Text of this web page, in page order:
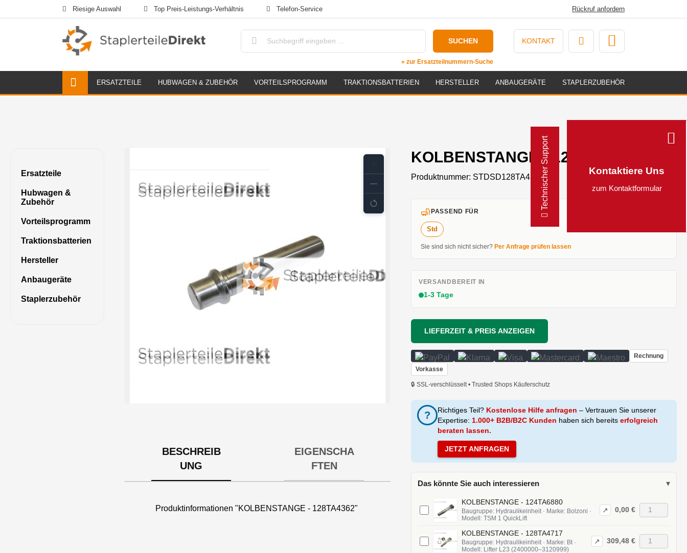
Riesige Auswahl Top Preis-Leistungs-Verhältnis Telefon-Service Rückruf anfordern
Technischer Support Kontaktiere Uns
zum Kontaktformular
SUCHEN
» zur Ersatzteilnummern-Suche
KONTAKT
ERSATZTEILE HUBWAGEN & ZUBEHÖR VORTEILSPROGRAMM TRAKTIONSBATTERIEN HERSTELLER ANBAUGERÄTE STAPLERZUBEHÖR
Ersatzteile
Hubwagen &
Zubehör
Vorteilsprogramm
Traktionsbatterien
Hersteller
Anbaugeräte
Staplerzubehör
BESCHREIB
UNG
EIGENSCHA
FTEN
Produktinformationen "KOLBENSTANGE - 128TA4362"
KOLBENSTANGE - 128TA4362
Produktnummer: STDSD128TA4362
PASSEND FÜR
Std
Sie sind sich nicht sicher? Per Anfrage prüfen lassen
VERSANDBEREIT IN
1-3 Tage
LIEFERZEIT & PREIS ANZEIGEN
Rechnung
Vorkasse
🔒 SSL-verschlüsselt • Trusted Shops Käuferschutz
? Richtiges Teil? Kostenlose Hilfe anfragen – Vertrauen Sie unserer
Expertise: 1.000+ B2B/B2C Kunden haben sich bereits erfolgreich
beraten lassen.
JETZT ANFRAGEN
Das könnte Sie auch interessieren ▾
KOLBENSTANGE - 124TA6880
Baugruppe: Hydraulikeinheit · Marke: Bolzoni ·
Modell: TSM 1 QuickLift
↗ 0,00 €
KOLBENSTANGE - 128TA4717
Baugruppe: Hydraulikeinheit · Marke: Bt ·
Modell: Lifter L23 (2400000–3120999)
↗ 309,48 €